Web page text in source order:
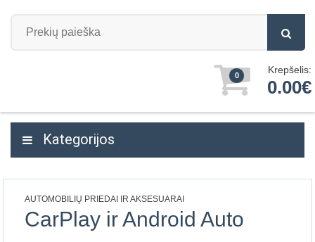
0 Krepšelis:
0.00€
Kategorijos
AUTOMOBILIŲ PRIEDAI IR AKSESUARAI
CarPlay ir Android Auto